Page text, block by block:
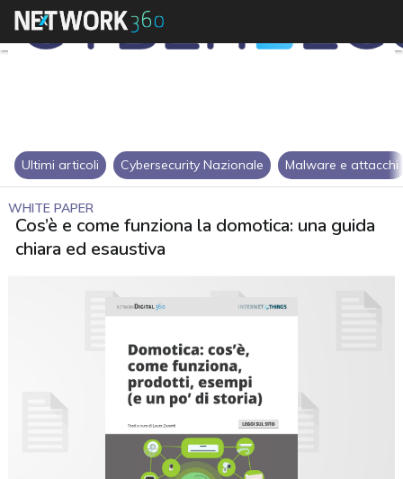
Ultimi articoli Cybersecurity Nazionale Malware e attacchi
WHITE PAPER
Cos’è e come funziona la domotica: una guida
chiara ed esaustiva